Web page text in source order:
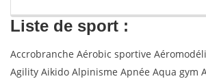
Liste de sport :
Accrobranche Aérobic sportive
Agility Aikido Alpinisme Apnée Aqua gym